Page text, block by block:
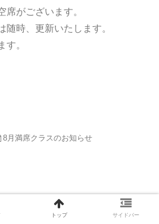
がございます。
随時、更新いたします。
す。
8月満席クラスのお知らせ
creta工房 All Rights Reserved.
トップ サイドバー